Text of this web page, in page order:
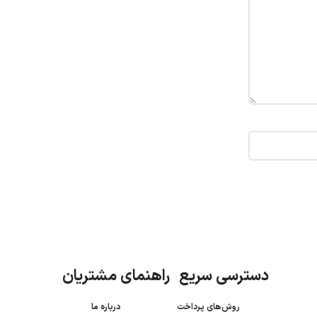
دسترسی سریع راهنمای مشتریان
روش‌های پرداختدرباره ما